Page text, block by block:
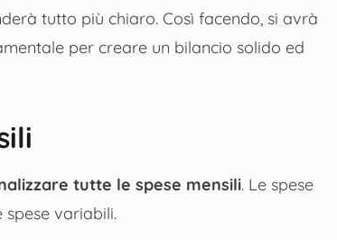
tutto più chiaro. Così facendo, si avrà
per creare un bilancio solido ed
tutte le spese mensili. Le spese
spese variabili.